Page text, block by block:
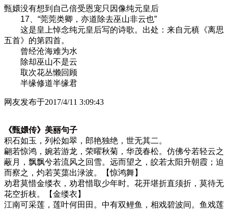
甄嬛没有想到自己倍受恩宠只因像纯元皇后
17、“莞莞类卿，亦道除去巫山非云也”
这是皇上悼念纯元皇后写的诗歌。出处：来自元稹《离思
五首》的第四首。
曾经沧海难为水
除却巫山不是云
取次花丛懒回顾
半缘修道半缘君
网友发布于2017/4/11 3:09:43
《甄嬛传》美丽句子
积石如玉，列松如翠，郎艳独绝，世无其二。
翩若惊鸿，婉若游龙，荣曜秋菊，华茂春松。仿佛兮若轻云之
蔽月，飘飘兮若流风之回雪。远而望之，皎若太阳升朝霞；迫
而察之，灼若芙蕖出渌波。【惊鸿舞】
劝君莫惜金缕衣，劝君惜取少年时。花开堪折直须折，莫待无
花空折枝。【金缕衣】
江南可采莲，莲叶何田田。中有双鲤鱼，相戏碧波间。鱼戏莲